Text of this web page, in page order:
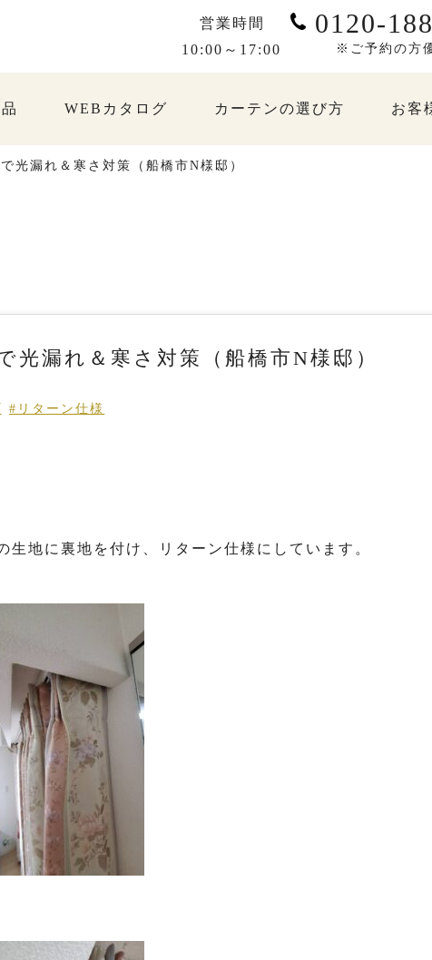
営業時間
10:00～17:00
0120-
※ご予約の方
WEBカタログ カーテンの選び方 お客
光漏れ＆寒さ対策（船橋市N様邸）
光漏れ＆寒さ対策（船橋市N様邸）
#リターン仕様
生地に裏地を付け、リターン仕様にしています。